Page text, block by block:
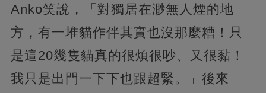
Anko笑說，「對獨居在渺無人煙的地
方，有一堆貓作伴其實也沒那麼糟！只
是這20幾隻貓真的很煩很吵、又很黏！
我只是出門一下下也跟超緊。」後來